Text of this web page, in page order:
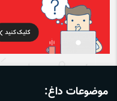
موضوعات داغ: